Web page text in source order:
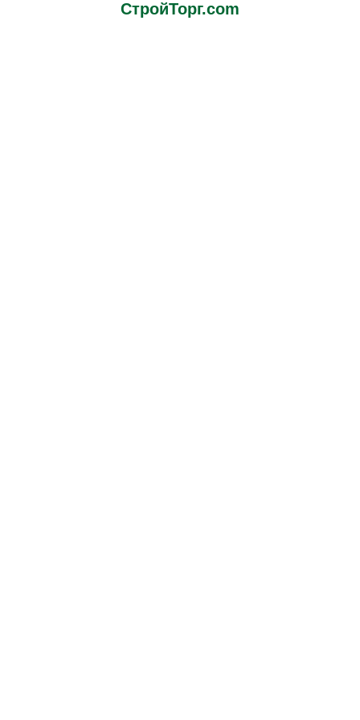
СтройТорг.com